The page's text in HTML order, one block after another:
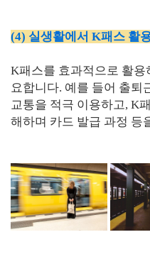
(4) 실생활에서 K패스 활
K패스를 효과적으로 활용
요합니다. 예를 들어 출퇴
교통을 적극 이용하고, K
해하며 카드 발급 과정 등